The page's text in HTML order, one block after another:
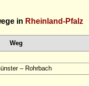
in Rheinland-Pfalz
Weg
– Rohrbach